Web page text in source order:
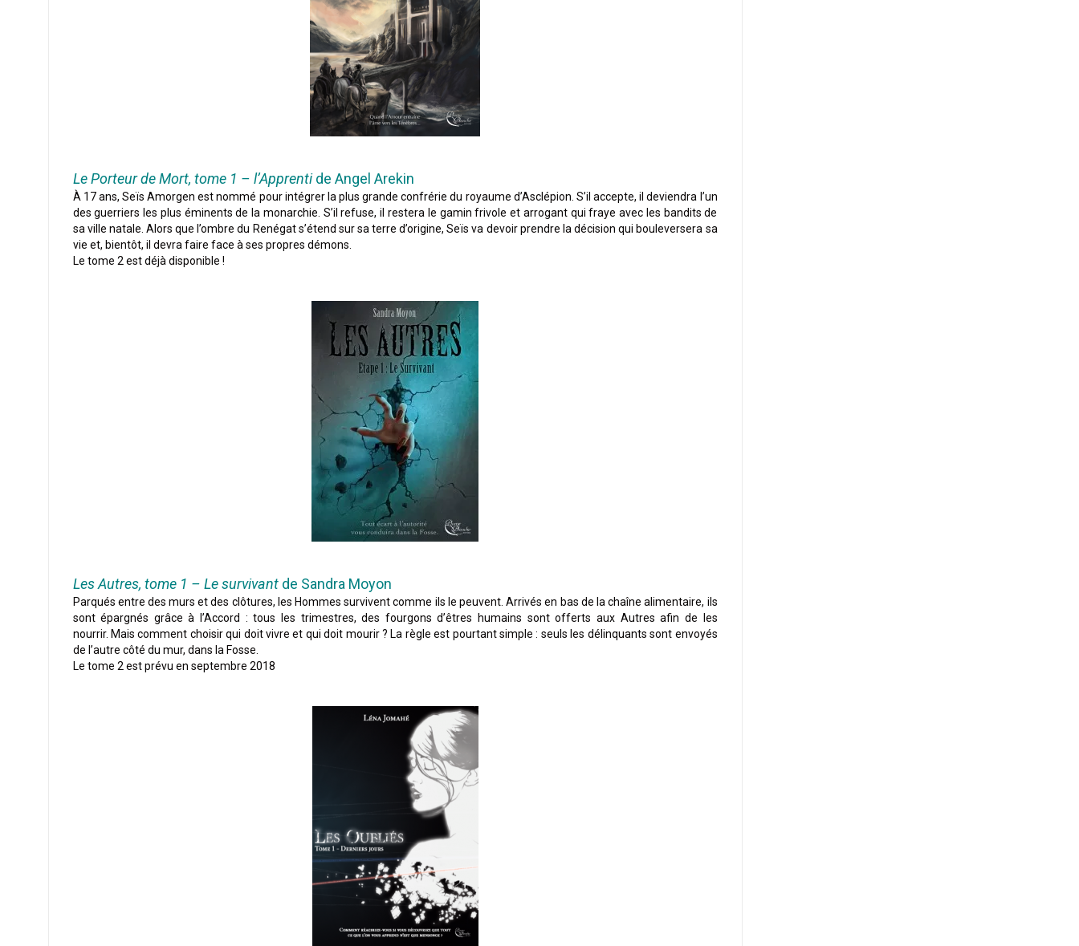
Le Porteur de Mort, tome 1 – l’Apprentide Angel Arekin
À 17 ans, Seïs Amorgen est nommé pour intégrer la plus grande confrérie du royaume d’Asclépion. S’il accepte, il deviendra l’un
des guerriers les plus éminents de la monarchie. S’il refuse, il restera le gamin frivole et arrogant qui fraye avec les bandits de
sa ville natale. Alors que l’ombre du Renégat s’étend sur sa terre d’origine, Seïs va devoir prendre la décision qui bouleversera sa
vie et, bientôt, il devra faire face à ses propres démons.
Le tome 2 est déjà disponible !
Les Autres, tome 1 – Le survivantde Sandra Moyon
Parqués entre des murs et des clôtures, les Hommes survivent comme ils le peuvent. Arrivés en bas de la chaîne alimentaire, ils
sont épargnés grâce à l’Accord : tous les trimestres, des fourgons d’êtres humains sont offerts aux Autres afin de les
nourrir. Mais comment choisir qui doit vivre et qui doit mourir ? La règle est pourtant simple : seuls les délinquants sont envoyés
de l’autre côté du mur, dans la Fosse.
Le tome 2 est prévu en septembre 2018